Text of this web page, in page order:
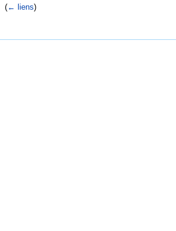
‎(← liens)